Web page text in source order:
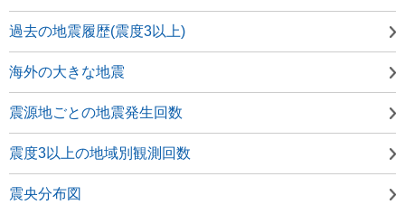
過去の地震履歴(震度3以上)
海外の大きな地震
震源地ごとの地震発生回数
震度3以上の地域別観測回数
震央分布図